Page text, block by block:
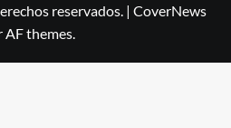
reservados. | CoverNews
AF themes.